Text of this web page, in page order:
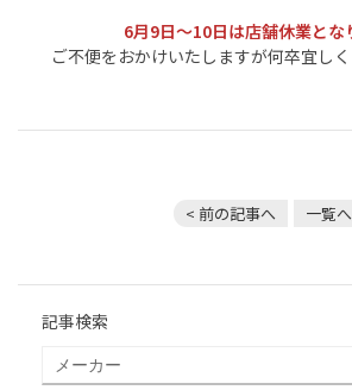
6月9日～10日は店舗休業とな
ご不便をおかけいたしますが何卒宜しく
< 前の記事へ 一覧
記事検索